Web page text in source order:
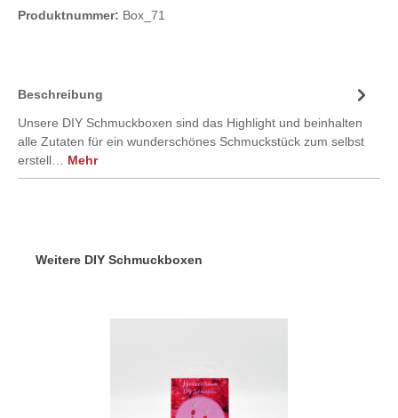
Produktnummer: Box_71
Beschreibung
Unsere DIY Schmuckboxen sind das Highlight und beinhalten
alle Zutaten für ein wunderschönes Schmuckstück zum selbst
erstell… Mehr
Weitere DIY Schmuckboxen